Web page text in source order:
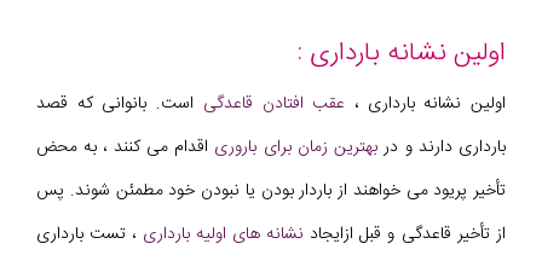
اولین نشانه بارداری :
اولین نشانه بارداری ، عقب افتادن قاعدگی است. بانوانی که قصد
بارداری دارند و در بهترین زمان برای باروری اقدام می کنند ، به محض
تأخیر پریود می خواهند از باردار بودن یا نبودن خود مطمئن شوند. پس
از تأخیر قاعدگی و قبل ازایجاد نشانه های اولیه بارداری ، تست بارداری